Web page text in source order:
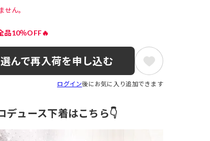
せん。
品10％OFF🔥
んで再入荷を申し込む
ログイン後にお気に入り追加できます
デュース下着はこちら👇